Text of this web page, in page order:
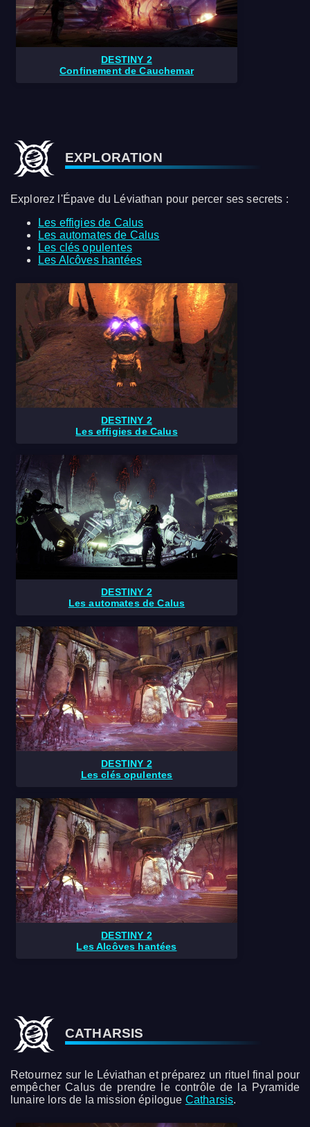
DESTINY 2
Confinement de Cauchemar
EXPLORATION
Explorez l'Épave du Léviathan pour percer ses secrets :
Les effigies de Calus
Les automates de Calus
Les clés opulentes
Les Alcôves hantées
DESTINY 2
Les effigies de Calus
DESTINY 2
Les automates de Calus
DESTINY 2
Les clés opulentes
DESTINY 2
Les Alcôves hantées
CATHARSIS
Retournez sur le Léviathan et préparez un rituel final pour
empêcher Calus de prendre le contrôle de la Pyramide
lunaire lors de la mission épilogue Catharsis.